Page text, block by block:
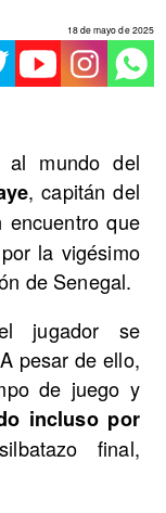
18 de mayo de 2025
al mundo del
, capitán del
encuentro que
la vigésimo
de Senegal.
jugador se
pesar de ello,
de juego y
incluso por
final,